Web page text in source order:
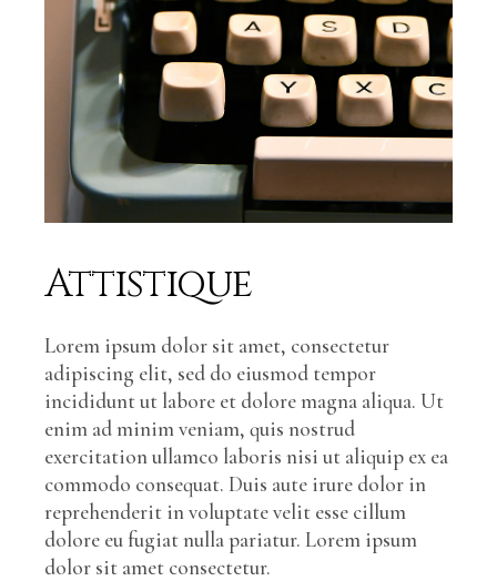
Attistique
Lorem ipsum dolor sit amet, consectetur
adipiscing elit, sed do eiusmod tempor
incididunt ut labore et dolore magna aliqua. Ut
enim ad minim veniam, quis nostrud
exercitation ullamco laboris nisi ut aliquip ex ea
commodo consequat. Duis aute irure dolor in
reprehenderit in voluptate velit esse cillum
dolore eu fugiat nulla pariatur. Lorem ipsum
dolor sit amet consectetur.